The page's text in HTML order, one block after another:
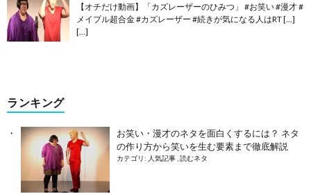
【オチだけ動画】「カズレーザーのひみつ」 #お笑い #漫才 #
メイプル超合金 #カズレーザー #続きが気になる人はRT […]
[…]
ランキング
お笑い・漫才のネタを面白くするには？ ネタ
の作り方から笑いを生む要素まで徹底解説
カテゴリ: 人気記事 読むネタ